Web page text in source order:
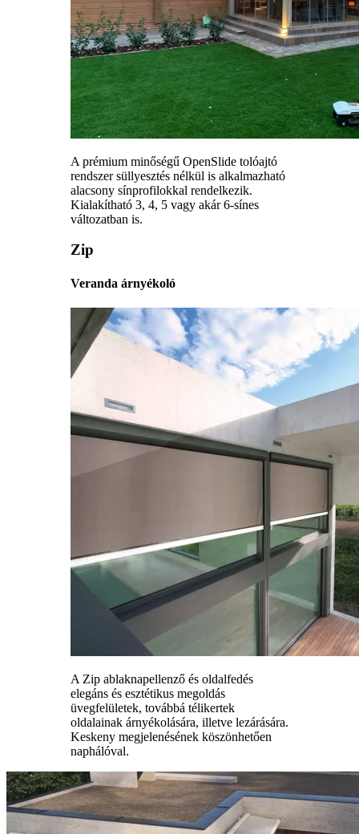
A prémium minőségű OpenSlide tolóajtó
rendszer süllyesztés nélkül is alkalmazható
alacsony sínprofilokkal rendelkezik.
Kialakítható 3, 4, 5 vagy akár 6-sínes
változatban is.
Zip
Veranda árnyékoló
A Zip ablaknapellenző és oldalfedés
elegáns és esztétikus megoldás
üvegfelületek, továbbá télikertek
oldalainak árnyékolására, illetve lezárására.
Keskeny megjelenésének köszönhetően
naphálóval.